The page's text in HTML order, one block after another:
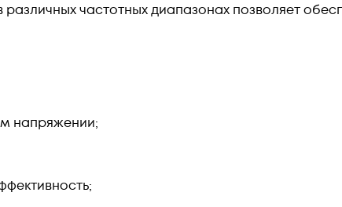
частотных диапазонах позволяет
напряжении;